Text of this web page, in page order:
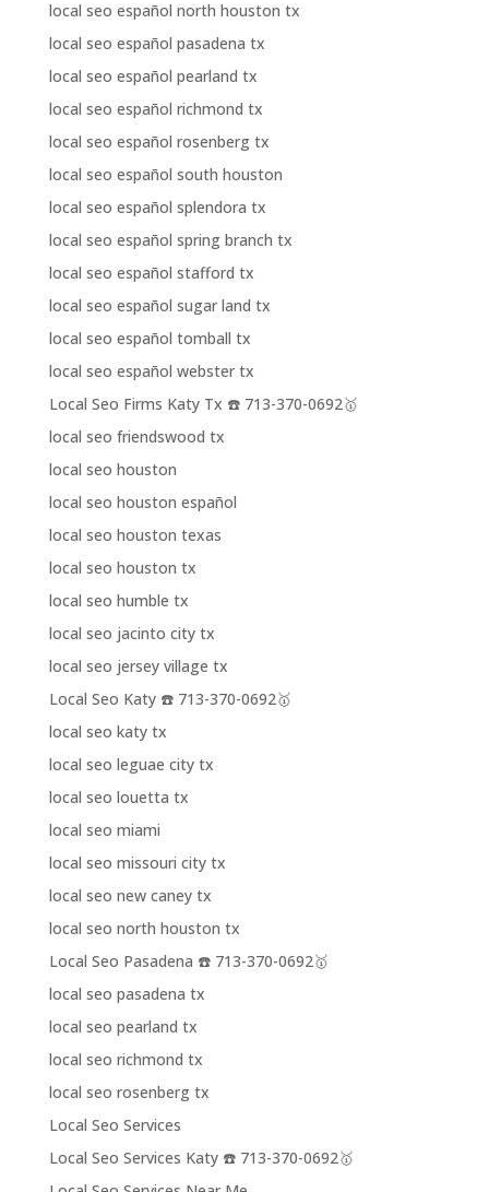
local seo español north houston tx
local seo español pasadena tx
local seo español pearland tx
local seo español richmond tx
local seo español rosenberg tx
local seo español south houston
local seo español splendora tx
local seo español spring branch tx
local seo español stafford tx
local seo español sugar land tx
local seo español tomball tx
local seo español webster tx
Local Seo Firms Katy Tx ☎️ 713-370-0692🥇
local seo friendswood tx
local seo houston
local seo houston español
local seo houston texas
local seo houston tx
local seo humble tx
local seo jacinto city tx
local seo jersey village tx
Local Seo Katy ☎️ 713-370-0692🥇
local seo katy tx
local seo leguae city tx
local seo louetta tx
local seo miami
local seo missouri city tx
local seo new caney tx
local seo north houston tx
Local Seo Pasadena ☎️ 713-370-0692🥇
local seo pasadena tx
local seo pearland tx
local seo richmond tx
local seo rosenberg tx
Local Seo Services
Local Seo Services Katy ☎️ 713-370-0692🥇